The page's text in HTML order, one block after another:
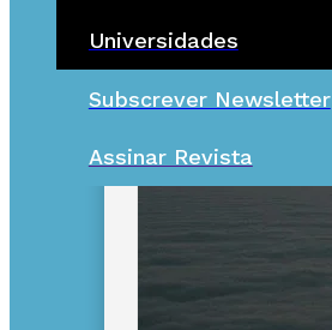
Universidades
Subscrever Newsletter
Assinar Revista